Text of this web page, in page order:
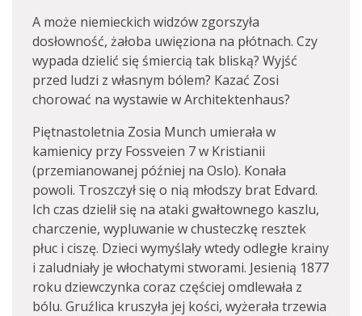
A może niemieckich widzów zgorszyła
dosłowność, żałoba uwięziona na płótnach. Czy
wypada dzielić się śmiercią tak bliską? Wyjść
przed ludzi z własnym bólem? Kazać Zosi
chorować na wystawie w Architektenhaus?
Piętnastoletnia Zosia Munch umierała w
kamienicy przy Fossveien 7 w Kristianii
(przemianowanej później na Oslo). Konała
powoli. Troszczył się o nią młodszy brat Edvard.
Ich czas dzielił się na ataki gwałtownego kaszlu,
charczenie, wypluwanie w chusteczkę resztek
płuc i ciszę. Dzieci wymyślały wtedy odległe krainy
i zaludniały je włochatymi stworami. Jesienią 1877
roku dziewczynka coraz częściej omdlewała z
bólu. Gruźlica kruszyła jej kości, wyżerała trzewia